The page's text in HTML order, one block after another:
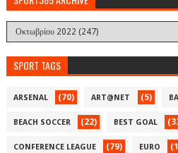
SPORT TAGS
ARSENAL (70) ART@NET (5)
BEACH SOCCER (22) BEST GOAL
CONFERENCE LEAGUE (79) EURO